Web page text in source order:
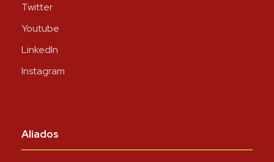
Twitter
Youtube
LinkedIn
Instagram
Aliados